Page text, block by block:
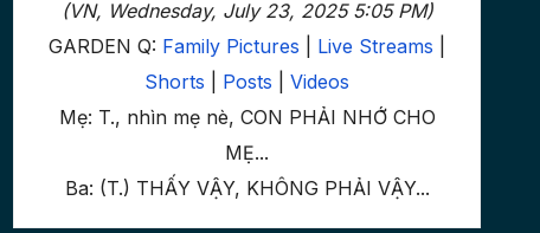
(VN, Wednesday, July 23, 2025 5:05 PM)
GARDEN Q: Family Pictures Live Streams
Shorts
Posts |Videos
Mẹ: T., nhìn mẹ nè, CON PHẢI NHỚ CHO
MẸ...
Ba: (T.) THẤY VẬY, KHÔNG PHẢI VẬY...